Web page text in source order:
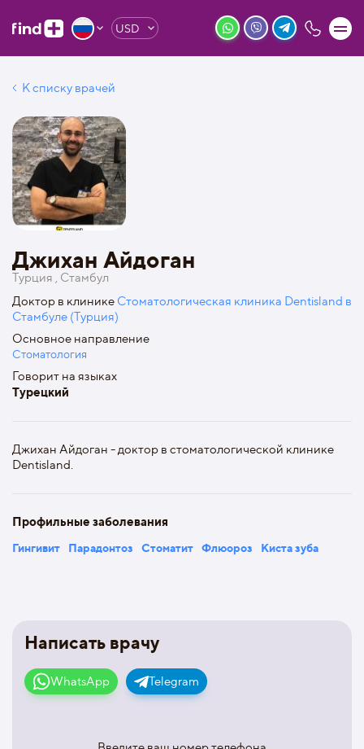
USD
К списку врачей
Написать врачу
WhatsApp Telegram
Джихан Айдоган
Турция , Стамбул
Доктор в клинике Стоматологическая клиника Dentisland в
Стамбуле (Турция)
Основное направление
Стоматология
Говорит на языках
Турецкий
Джихан Айдоган - доктор в стоматологической клинике
Dentisland.
Профильные заболевания
Гингивит Парадонтоз Стоматит Флюороз Киста зуба